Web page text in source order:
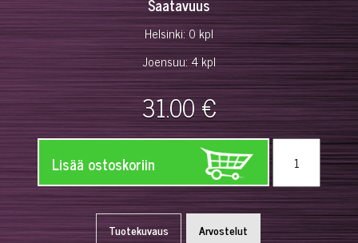
Saatavuus
Helsinki: 0 kpl
Joensuu: 4 kpl
31.00 €
Lisää ostoskoriin
Tuotekuvaus Arvostelut